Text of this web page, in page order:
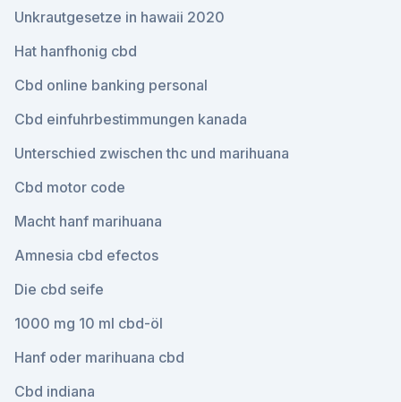
Unkrautgesetze in hawaii 2020
Hat hanfhonig cbd
Cbd online banking personal
Cbd einfuhrbestimmungen kanada
Unterschied zwischen thc und marihuana
Cbd motor code
Macht hanf marihuana
Amnesia cbd efectos
Die cbd seife
1000 mg 10 ml cbd-öl
Hanf oder marihuana cbd
Cbd indiana